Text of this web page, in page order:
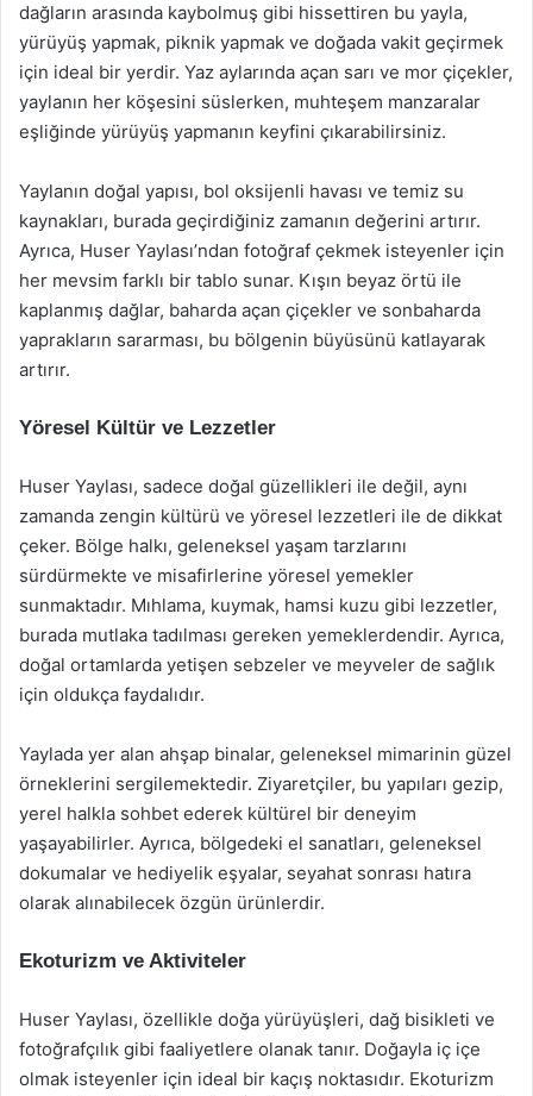
dağların arasında kaybolmuş gibi hissettiren bu yayla,
yürüyüş yapmak, piknik yapmak ve doğada vakit geçirmek
için ideal bir yerdir. Yaz aylarında açan sarı ve mor çiçekler,
yaylanın her köşesini süslerken, muhteşem manzaralar
eşliğinde yürüyüş yapmanın keyfini çıkarabilirsiniz.
Yaylanın doğal yapısı, bol oksijenli havası ve temiz su
kaynakları, burada geçirdiğiniz zamanın değerini artırır.
Ayrıca, Huser Yaylası’ndan fotoğraf çekmek isteyenler için
her mevsim farklı bir tablo sunar. Kışın beyaz örtü ile
kaplanmış dağlar, baharda açan çiçekler ve sonbaharda
yaprakların sararması, bu bölgenin büyüsünü katlayarak
artırır.
Yöresel Kültür ve Lezzetler
Huser Yaylası, sadece doğal güzellikleri ile değil, aynı
zamanda zengin kültürü ve yöresel lezzetleri ile de dikkat
çeker. Bölge halkı, geleneksel yaşam tarzlarını
sürdürmekte ve misafirlerine yöresel yemekler
sunmaktadır. Mıhlama, kuymak, hamsi kuzu gibi lezzetler,
burada mutlaka tadılması gereken yemeklerdendir. Ayrıca,
doğal ortamlarda yetişen sebzeler ve meyveler de sağlık
için oldukça faydalıdır.
Yaylada yer alan ahşap binalar, geleneksel mimarinin güzel
örneklerini sergilemektedir. Ziyaretçiler, bu yapıları gezip,
yerel halkla sohbet ederek kültürel bir deneyim
yaşayabilirler. Ayrıca, bölgedeki el sanatları, geleneksel
dokumalar ve hediyelik eşyalar, seyahat sonrası hatıra
olarak alınabilecek özgün ürünlerdir.
Ekoturizm ve Aktiviteler
Huser Yaylası, özellikle doğa yürüyüşleri, dağ bisikleti ve
fotoğrafçılık gibi faaliyetlere olanak tanır. Doğayla iç içe
olmak isteyenler için ideal bir kaçış noktasıdır. Ekoturizm